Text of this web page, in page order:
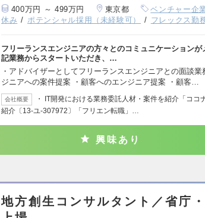
400万円 ～ 499万円 東京都 ベンチャー企
休み
ポテンシャル採用（未経験可） フレックス勤
フリーランスエンジニアの方々とのコミュニケーション
記業務からスタートいただき、…
・アドバイザーとしてフリーランスエンジニアとの面談
ジニアへの案件提案 ・顧客へのエンジニア提案 ・顧客…
会社概要
・ IT開発における業務委託人材・案件を紹介「ココ
紹介〔13-ユ-307972〕「フリエン転職」…
興味あり
地方創生コンサルタント／省庁